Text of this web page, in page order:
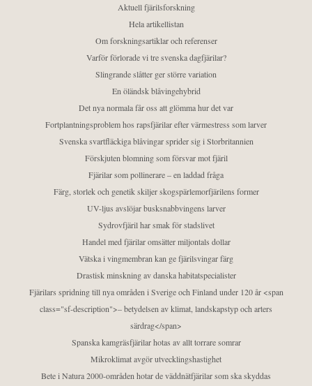
Aktuell fjärilsforskning
Hela artikellistan
Om forskningsartiklar och referenser
Varför förlorade vi tre svenska dagfjärilar?
Slingrande slåtter ger större variation
En öländsk blåvingehybrid
Det nya normala får oss att glömma hur det var
Fortplantningsproblem hos rapsfjärilar efter värmestress som larver
Svenska svartfläckiga blåvingar sprider sig i Storbritannien
Förskjuten blomning som försvar mot fjäril
Fjärilar som pollinerare – en laddad fråga
Färg, storlek och genetik skiljer skogspärlemorfjärilens former
UV-ljus avslöjar busksnabbvingens larver
Sydrovfjäril har smak för stadslivet
Handel med fjärilar omsätter miljontals dollar
Vätska i vingmembran kan ge fjärilsvingar färg
Drastisk minskning av danska habitatspecialister
Fjärilars spridning till nya områden i Sverige och Finland under 120 år <span
class="sf-description">– betydelsen av klimat, landskapstyp och arters
särdrag</span>
Spanska kamgräsfjärilar hotas av allt torrare somrar
Mikroklimat avgör utvecklingshastighet
Bete i Natura 2000-områden hotar de väddnätfjärilar som ska skyddas